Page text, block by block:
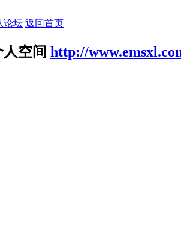
论坛 返回首页
空间 http://